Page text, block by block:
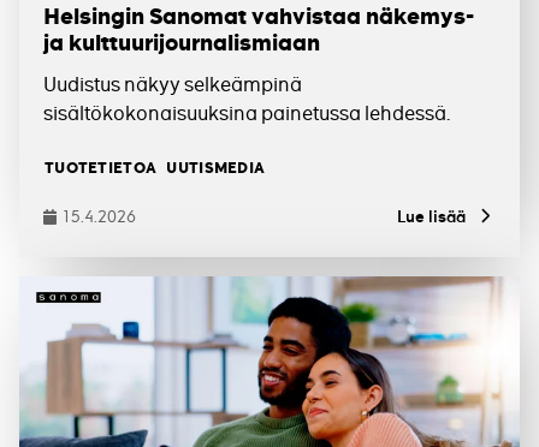
Helsingin Sanomat vahvistaa näkemys-
ja kulttuurijournalismiaan
Uudistus näkyy selkeämpinä
sisältökokonaisuuksina painetussa lehdessä.
Tagit
TUOTETIETOA UUTISMEDIA
Julkaistu
15.4.2026 Lue lisää